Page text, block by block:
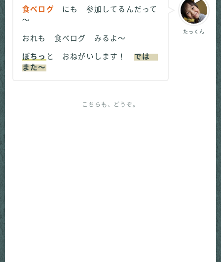
たっくん
食べログ にも 参加してるんだって
～
おれも 食べログ みるよ～
ぽちっ と おねがいします！ では
また～
こちらも、どうぞ。